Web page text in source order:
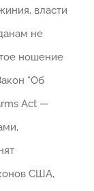
власти
не
ношение
“Об
Act —
США,